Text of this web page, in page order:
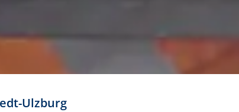
Daraus ergeben sich für gängige Formate
Ulzburg